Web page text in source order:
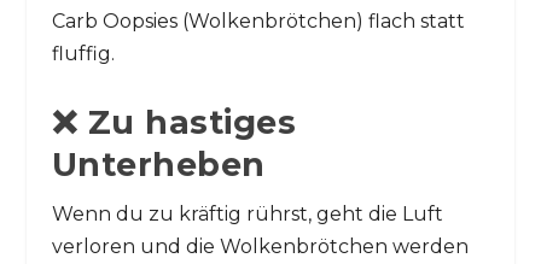
Carb Oopsies (Wolkenbrötchen) flach statt
fluffig.
❌ Zu hastiges
Unterheben
Wenn du zu kräftig rührst, geht die Luft
verloren und die Wolkenbrötchen werden